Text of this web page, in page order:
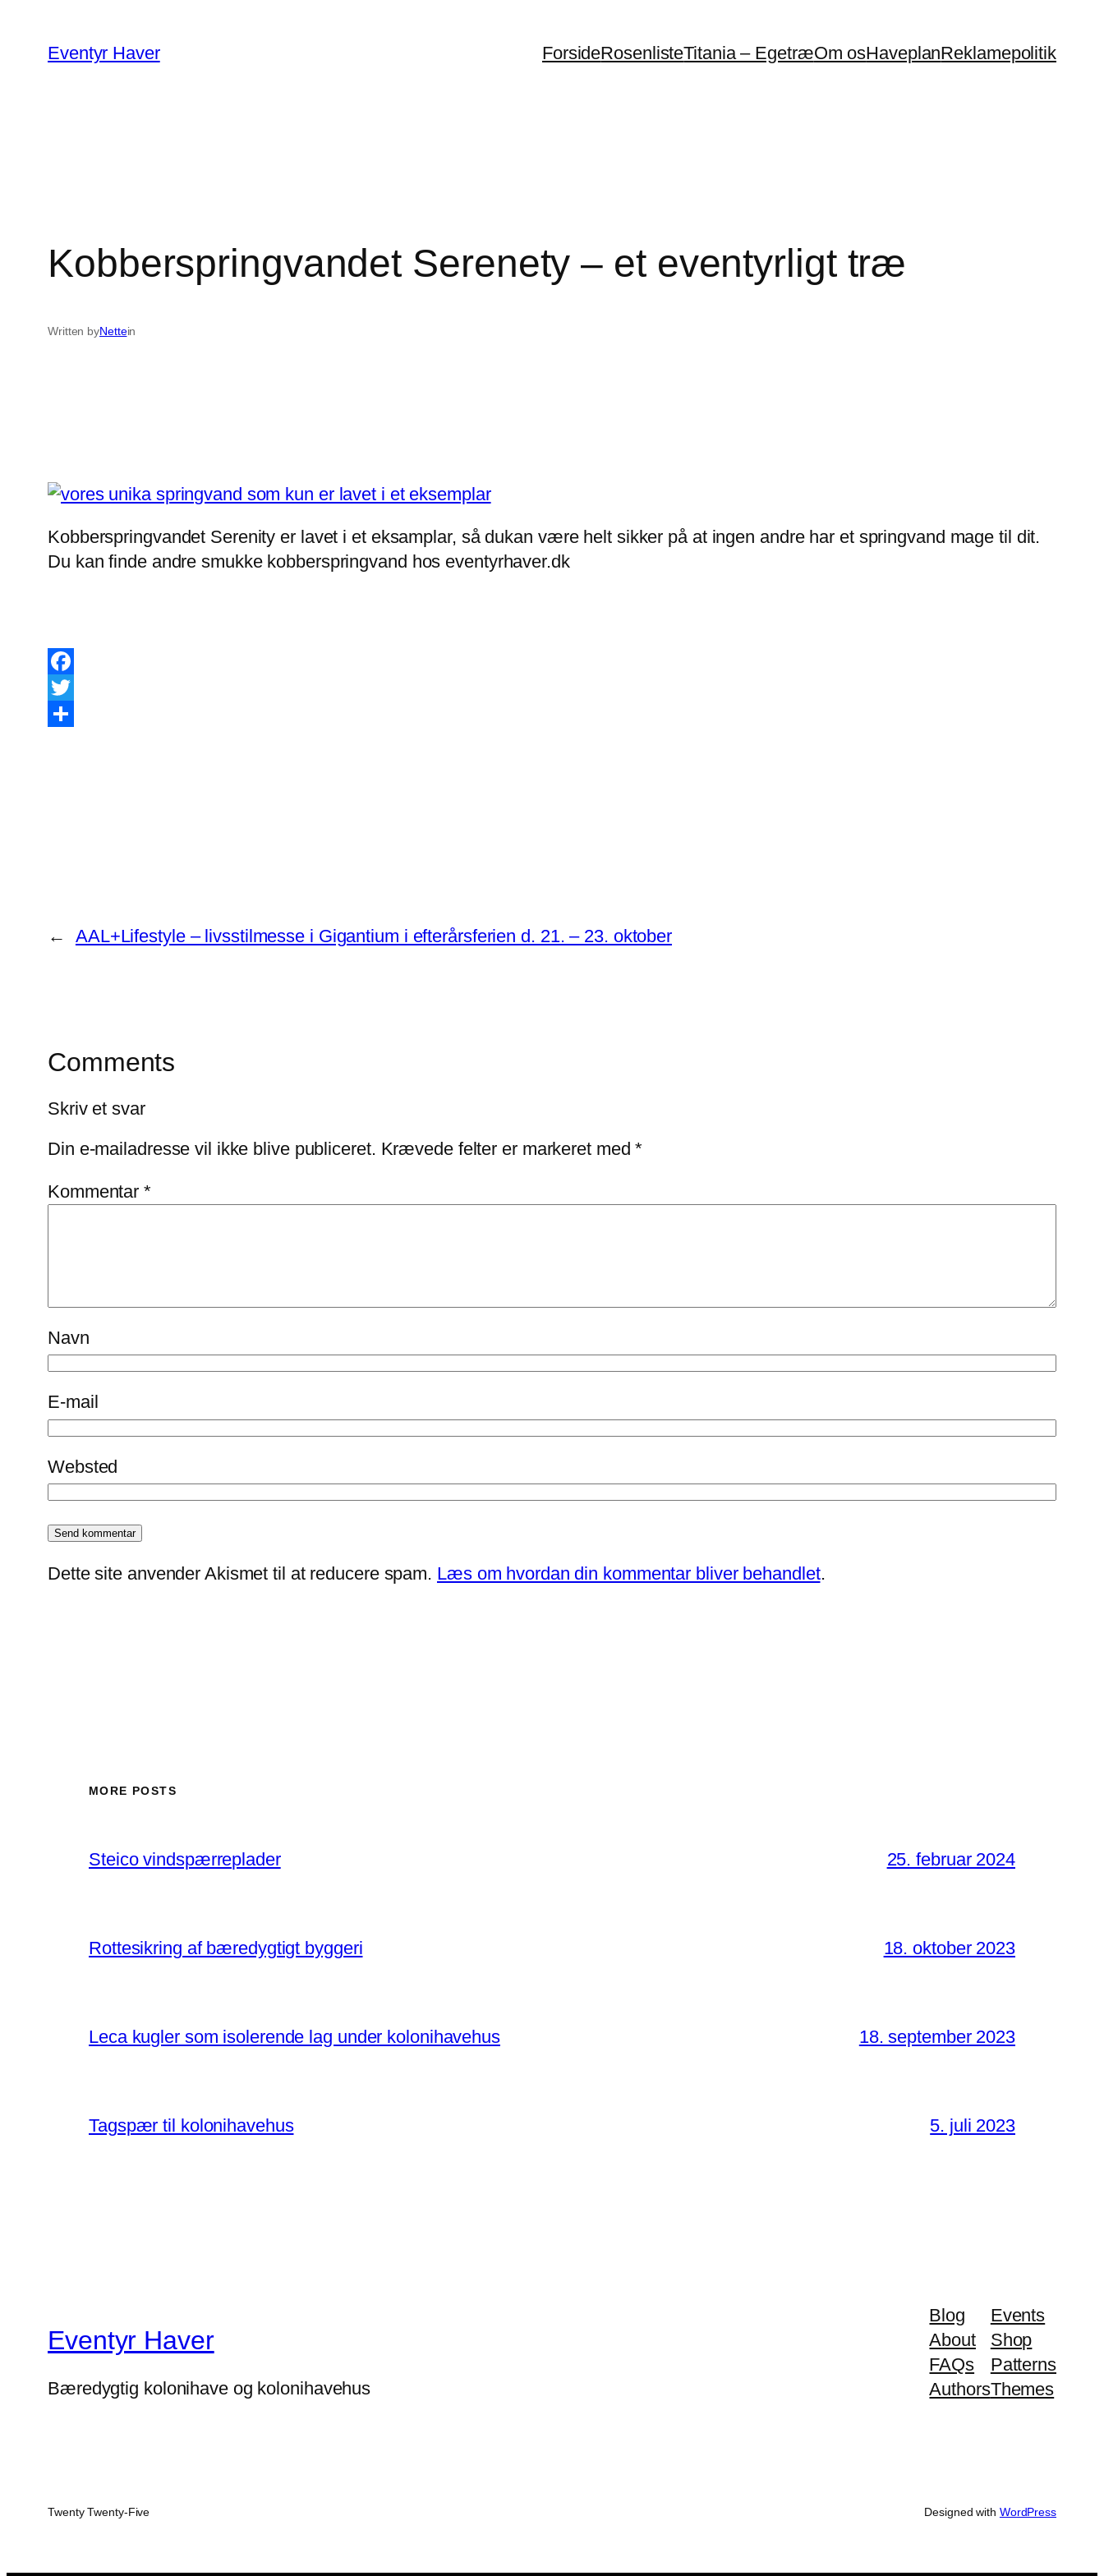
indhold
Eventyr Haver ForsideRosenlisteTitania – EgetræOm osHaveplanReklamepolitik
Kobberspringvandet Serenety – et eventyrligt træ
Written byNettein
Kobberspringvandet Serenity er lavet i et eksamplar, så dukan være helt sikker på at ingen andre har et springvand mage til dit.
Du kan finde andre smukke kobberspringvand hos eventyrhaver.dk
Facebook
Twitter
← AAL+Lifestyle – livsstilmesse i Gigantium i efterårsferien d. 21. – 23. oktober
Comments
Skriv et svar
Din e-mailadresse vil ikke blive publiceret. Krævede felter er markeret med*
Kommentar*
Navn
E-mail
Websted
Dette site anvender Akismet til at reducere spam. Læs om hvordan din kommentar bliver behandlet.
MORE POSTS
Steico vindspærreplader 25. februar 2024
Rottesikring af bæredygtigt byggeri 18. oktober 2023
Leca kugler som isolerende lag under kolonihavehus 18. september 2023
Tagspær til kolonihavehus 5. juli 2023
Eventyr Haver
Bæredygtig kolonihave og kolonihavehus
Blog
About
FAQs
Authors
Events
Shop
Patterns
Themes
Twenty Twenty-Five Designed with WordPress